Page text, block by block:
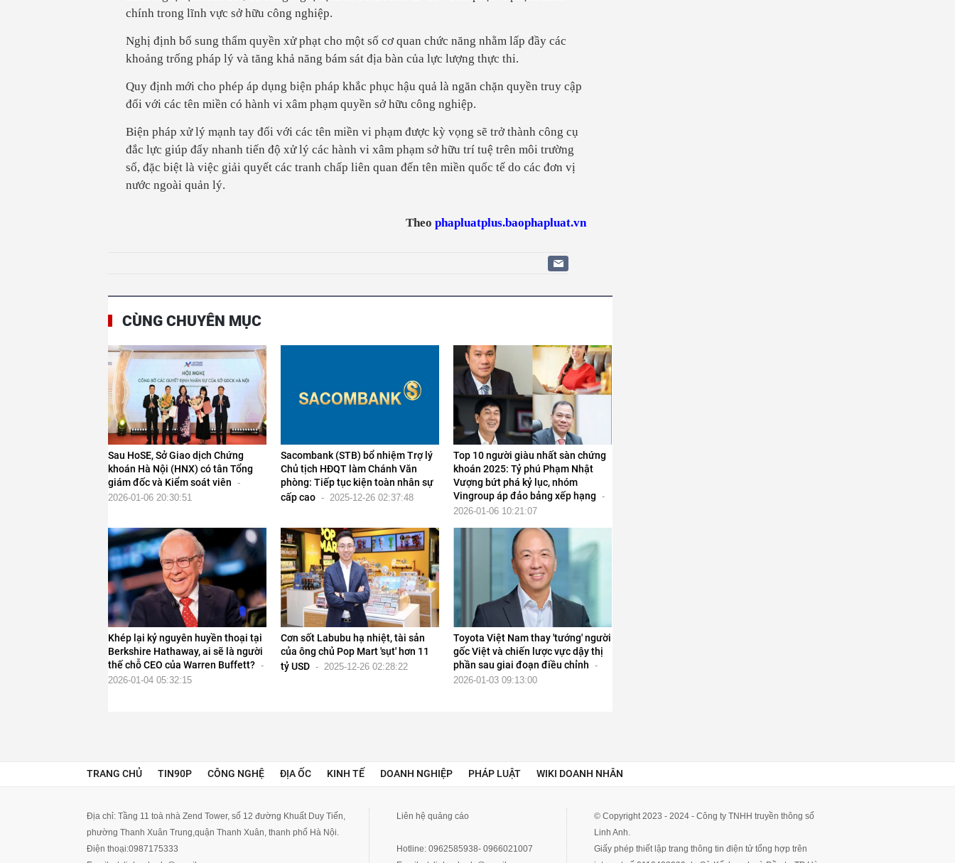
chính trong lĩnh vực sở hữu công nghiệp.
Nghị định bổ sung thẩm quyền xử phạt cho một số cơ quan chức năng nhằm lấp đầy các
khoảng trống pháp lý và tăng khả năng bám sát địa bàn của lực lượng thực thi.
Quy định mới cho phép áp dụng biện pháp khắc phục hậu quả là ngăn chặn quyền truy cập
đối với các tên miền có hành vi xâm phạm quyền sở hữu công nghiệp.
Biện pháp xử lý mạnh tay đối với các tên miền vi phạm được kỳ vọng sẽ trở thành công cụ
đắc lực giúp đẩy nhanh tiến độ xử lý các hành vi xâm phạm sở hữu trí tuệ trên môi trường
số, đặc biệt là việc giải quyết các tranh chấp liên quan đến tên miền quốc tế do các đơn vị
nước ngoài quản lý.
Theo phapluatplus.baophapluat.vn
CÙNG CHUYÊN MỤC
Sau HoSE, Sở Giao dịch Chứng
khoán Hà Nội (HNX) có tân Tổng
giám đốc và Kiểm soát viên -
2026-01-06 20:30:51
Sacombank (STB) bổ nhiệm Trợ lý
Chủ tịch HĐQT làm Chánh Văn
phòng: Tiếp tục kiện toàn nhân sự
cấp cao - 2025-12-26 02:37:48
Top 10 người giàu nhất sàn chứng
khoán 2025: Tỷ phú Phạm Nhật
Vượng bứt phá kỷ lục, nhóm
Vingroup áp đảo bảng xếp hạng -
2026-01-06 10:21:07
Khép lại kỷ nguyên huyền thoại tại
Berkshire Hathaway, ai sẽ là người
thế chỗ CEO của Warren Buffett? -
2026-01-04 05:32:15
Cơn sốt Labubu hạ nhiệt, tài sản
của ông chủ Pop Mart 'sụt' hơn 11
tỷ USD - 2025-12-26 02:28:22
Toyota Việt Nam thay 'tướng' người
gốc Việt và chiến lược vực dậy thị
phần sau giai đoạn điều chỉnh -
2026-01-03 09:13:00
TRANG CHỦ TIN90P CÔNG NGHỆ ĐỊA ỐC KINH TẾ DOANH NGHIỆP PHÁP LUẬT WIKI DOANH NHÂN
Địa chỉ: Tầng 11 toà nhà Zend Tower, số 12 đường Khuất Duy Tiến,
phường Thanh Xuân Trung,quận Thanh Xuân, thanh phố Hà Nội.
Điện thoại:0987175333
Liên hệ quảng cáo
Hotline: 0962585938- 0966021007
© Copyright 2023 - 2024 - Công ty TNHH truyền thông số
Linh Anh.
Giấy phép thiết lập trang thông tin điện tử tổng hợp trên